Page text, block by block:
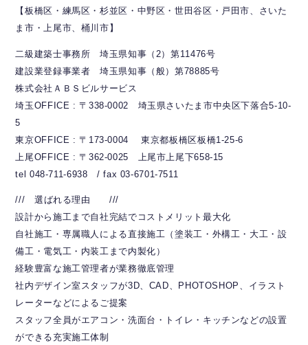
【板橋区・練馬区・杉並区・中野区・世田谷区・戸田市、さいた
ま市・上尾市、桶川市】
二級建築士事務所 埼玉県知事（2）第11476号
建設業登録事業者 埼玉県知事（般）第78885号
株式会社ＡＢＳビルサービス
埼玉OFFICE : 〒338-0002 埼玉県さいたま市中央区下落合5-10-
5
東京OFFICE : 〒173-0004 東京都板橋区板橋1-25-6
上尾OFFICE : 〒362-0025 上尾市上尾下658-15
tel 048-711-6938 / fax 03-6701-7511
/// 選ばれる理由 ///
設計から施工まで自社完結でコストメリット最大化
自社施工・専属職人による直接施工（塗装工・外構工・大工・設
備工・電気工・内装工まで内製化）
経験豊富な施工管理者が業務徹底管理
社内デザイン室スタッフが3D、CAD、PHOTOSHOP、イラスト
レーターなどによるご提案
スタッフ全員がエアコン・洗面台・トイレ・キッチンなどの設置
ができる充実施工体制